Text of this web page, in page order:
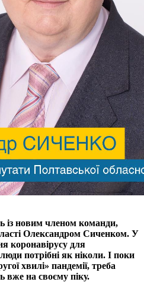
із новим членом команди,
Олександром Сиченком. У
коронавірусу для
потрібні як ніколи. І поки
хвилі» пандемії, треба
вже на своєму піку.